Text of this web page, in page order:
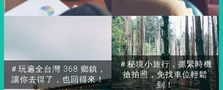
＃玩遍全台灣 368 鄉鎮，
讓你去得了，也回得來！
＃秘境小旅行，抓緊時機
搶拍照，免找車位輕鬆
到！